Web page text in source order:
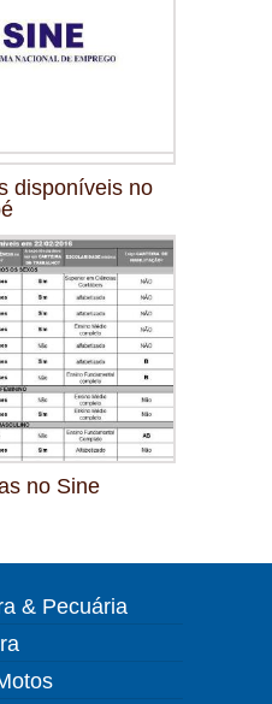
disponíveis no
no Sine
& Pecuária